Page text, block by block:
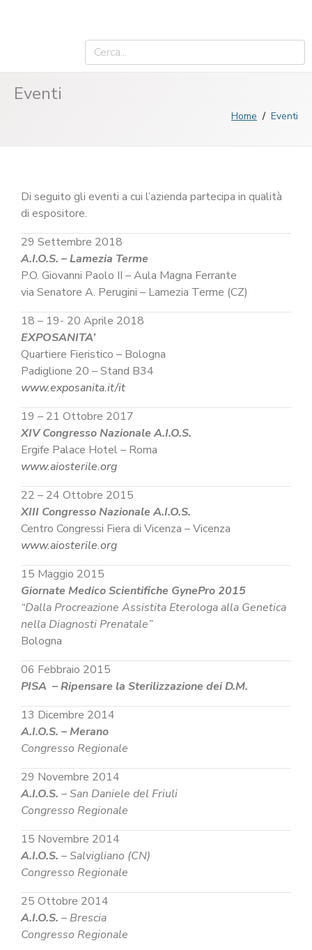
Eventi
Home Eventi
Di seguito gli eventi a cui l’azienda partecipa in qualità
di espositore.
29 Settembre 2018
A.I.O.S. – Lamezia Terme
P.O. Giovanni Paolo II – Aula Magna Ferrante
via Senatore A. Perugini – Lamezia Terme (CZ)
18 – 19- 20 Aprile 2018
EXPOSANITA’
Quartiere Fieristico – Bologna
Padiglione 20 – Stand B34
www.exposanita.it/it
19 – 21 Ottobre 2017
XIV Congresso Nazionale A.I.O.S.
Ergife Palace Hotel – Roma
www.aiosterile.org
22 – 24 Ottobre 2015
XIII Congresso Nazionale A.I.O.S.
Centro Congressi Fiera di Vicenza – Vicenza
www.aiosterile.org
15 Maggio 2015
Giornate Medico Scientifiche GynePro 2015
“Dalla Procreazione Assistita Eterologa alla Genetica
nella Diagnosti Prenatale”
Bologna
06 Febbraio 2015
PISA – Ripensare la Sterilizzazione dei D.M.
13 Dicembre 2014
A.I.O.S. – Merano
Congresso Regionale
29 Novembre 2014
A.I.O.S. – San Daniele del Friuli
Congresso Regionale
15 Novembre 2014
A.I.O.S. – Salvigliano (CN)
Congresso Regionale
25 Ottobre 2014
A.I.O.S. – Brescia
Congresso Regionale